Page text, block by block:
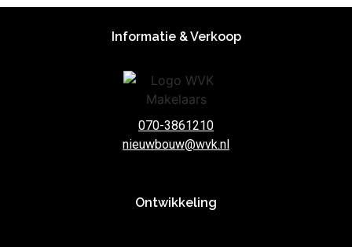
Informatie & Verkoop
070-3861210
nieuwbouw@wvk.nl
Ontwikkeling